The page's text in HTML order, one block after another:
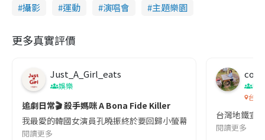
攝影
運動 演唱會 主題樂園
更多真實評價
Just_A_Girl_eats
娛樂
追劇日常🎬 殺手媽咪 A Bona Fide Killer
我最愛的韓國女演員孔曉振終於要回歸小螢幕啦!這次的劇本改編
閱讀更多
co
吹
台灣
台灣地鐵宣
閱讀更多